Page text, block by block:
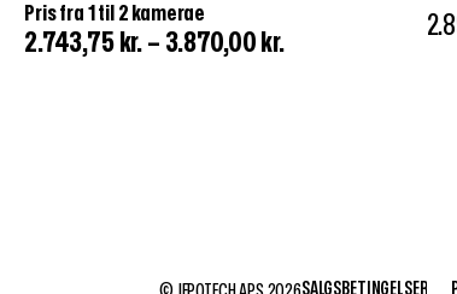
Pris fra 1 til 2 kamerae
2.743,75 kr. – 3.870,00 kr.
SALGSBETINGELSER